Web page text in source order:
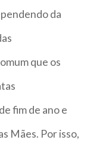
da
que os
fim de ano e
Mães. Por isso,